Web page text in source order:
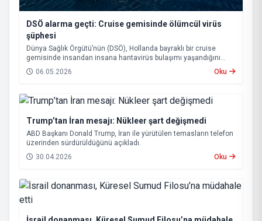
DSÖ alarma geçti: Cruise gemisinde ölümcül virüs
şüphesi
Dünya Sağlık Örgütü’nün (DSÖ), Hollanda bayraklı bir cruise
gemisinde insandan insana hantavirüs bulaşımı yaşandığını
açıklaması uluslararası endişeye yol açtı.
06.05.2026 Oku
Trump’tan İran mesajı: Nükleer şart değişmedi
ABD Başkanı Donald Trump, İran ile yürütülen temasların telefon
üzerinden sürdürüldüğünü açıkladı.
30.04.2026
Oku